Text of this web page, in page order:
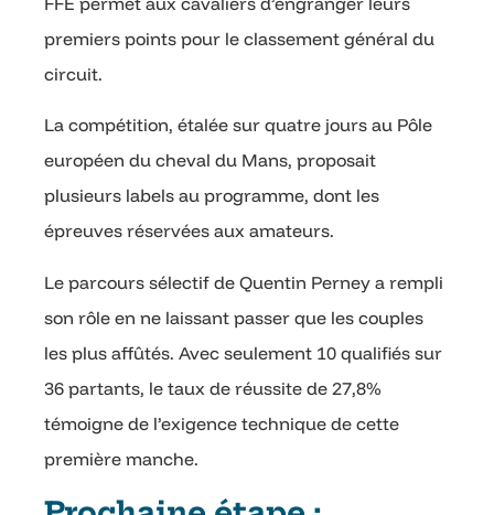
premiers points pour le classement général du
circuit.
La compétition, étalée sur quatre jours au Pôle
européen du cheval du Mans, proposait
plusieurs labels au programme, dont les
épreuves réservées aux amateurs.
Le parcours sélectif de Quentin Perney a rempli
son rôle en ne laissant passer que les couples
les plus affûtés. Avec seulement 10 qualifiés sur
36 partants, le taux de réussite de 27,8%
témoigne de l’exigence technique de cette
première manche.